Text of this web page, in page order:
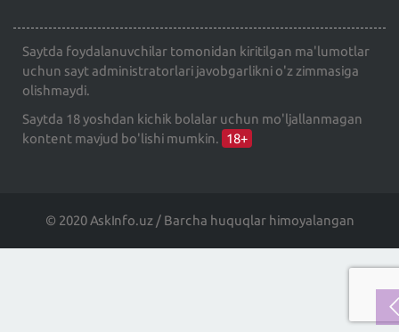
Saytda foydalanuvchilar tomonidan kiritilgan ma'lumotlar
uchun sayt administratorlari javobgarlikni o'z zimmasiga
olishmaydi.
Saytda 18 yoshdan kichik bolalar uchun mo'ljallanmagan
kontent mavjud bo'lishi mumkin. 18+
© 2020 AskInfo.uz / Barcha huquqlar himoyalangan